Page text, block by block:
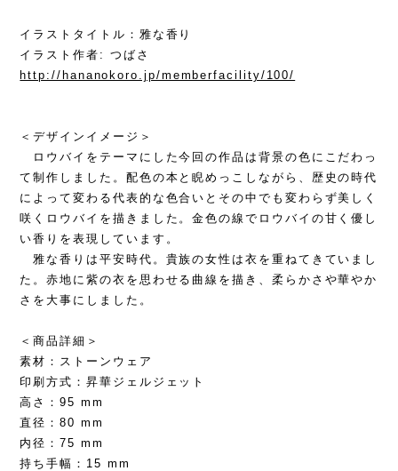
イラストタイトル：雅な香り
イラスト作者: つばさ
http://hananokoro.jp/memberfacility/100/
＜デザインイメージ＞
ロウバイをテーマにした今回の作品は背景の色にこだわっ
て制作しました。配色の本と睨めっこしながら、歴史の時代
によって変わる代表的な色合いとその中でも変わらず美しく
咲くロウバイを描きました。金色の線でロウバイの甘く優し
い香りを表現しています。
雅な香りは平安時代。貴族の女性は衣を重ねてきていまし
た。赤地に紫の衣を思わせる曲線を描き、柔らかさや華やか
さを大事にしました。
＜商品詳細＞
素材：ストーンウェア
印刷方式：昇華ジェルジェット
高さ：95 mm
直径：80 mm
内径：75 mm
持ち手幅：15 mm